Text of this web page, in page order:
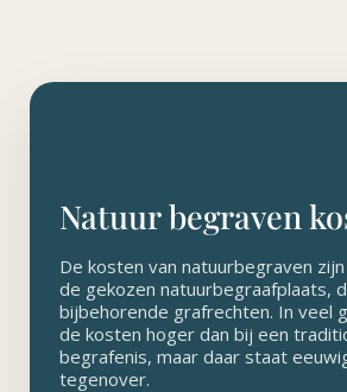
Natuur begraven
De kosten van natuurbegraven zijn
de gekozen natuurbegraafplaats,
bijbehorende grafrechten. In veel
de kosten hoger dan bij een
begrafenis, maar daar staat
tegenover.